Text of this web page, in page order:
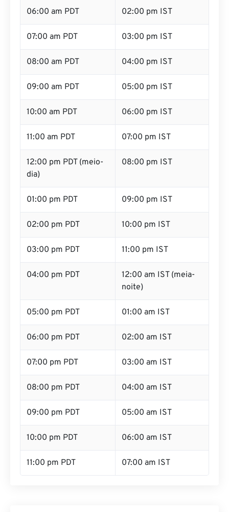
06:00 am PDT 02:00 pm IST
07:00 am PDT 03:00 pm IST
08:00 am PDT 04:00 pm IST
09:00 am PDT 05:00 pm IST
10:00 am PDT 06:00 pm IST
11:00 am PDT 07:00 pm IST
12:00 pm PDT (meio-
dia)
08:00 pm IST
01:00 pm PDT 09:00 pm IST
02:00 pm PDT 10:00 pm IST
03:00 pm PDT 11:00 pm IST
04:00 pm PDT
12:00 am IST (meia-
noite)
05:00 pm PDT 01:00 am IST
06:00 pm PDT 02:00 am IST
07:00 pm PDT 03:00 am IST
08:00 pm PDT 04:00 am IST
09:00 pm PDT 05:00 am IST
10:00 pm PDT 06:00 am IST
11:00 pm PDT 07:00 am IST